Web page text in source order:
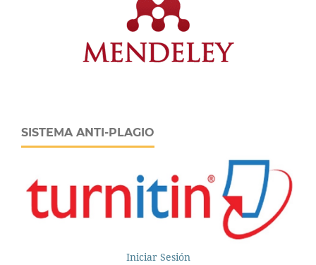
SISTEMA ANTI-PLAGIO
Iniciar Sesión